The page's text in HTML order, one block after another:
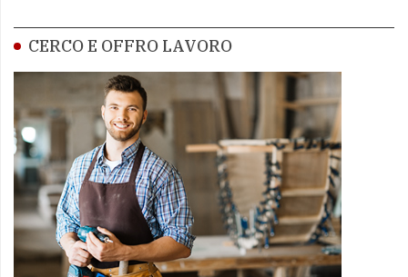
CERCO E OFFRO LAVORO